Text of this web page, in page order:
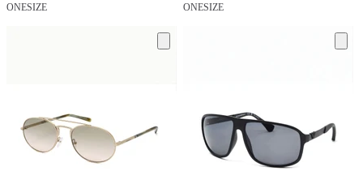
ONESIZE ONESIZE